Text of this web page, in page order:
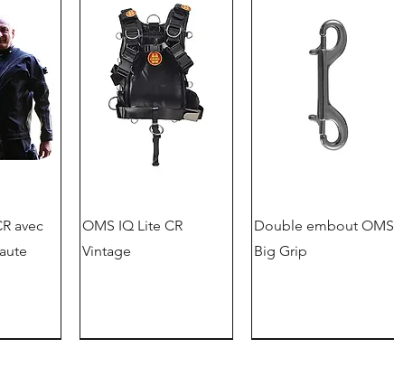
avec
OMS IQ Lite CR
Vintage
Double embout OMS
Big Grip